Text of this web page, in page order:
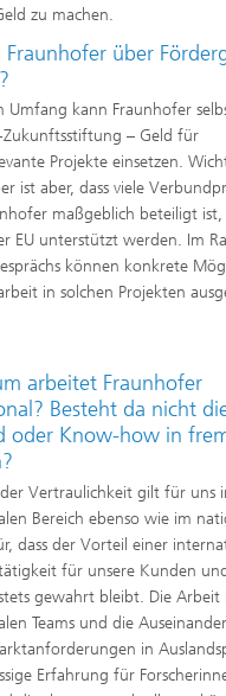
zu machen.
Fraunhofer über
Umfang kann Fraunhofer
Zukunftsstiftung – Geld für
Projekte einsetzen.
ist aber, dass viele
maßgeblich beteiligt
EU unterstützt werden. Im
können konkrete
in solchen Projekten
arbeitet Fraunhofer
Besteht da nicht
oder Know-how in
der Vertraulichkeit gilt für uns
Bereich ebenso wie im
dass der Vorteil einer
für unsere Kunden
gewahrt bleibt. Die Arbeit
Teams und die
in
Erfahrung für